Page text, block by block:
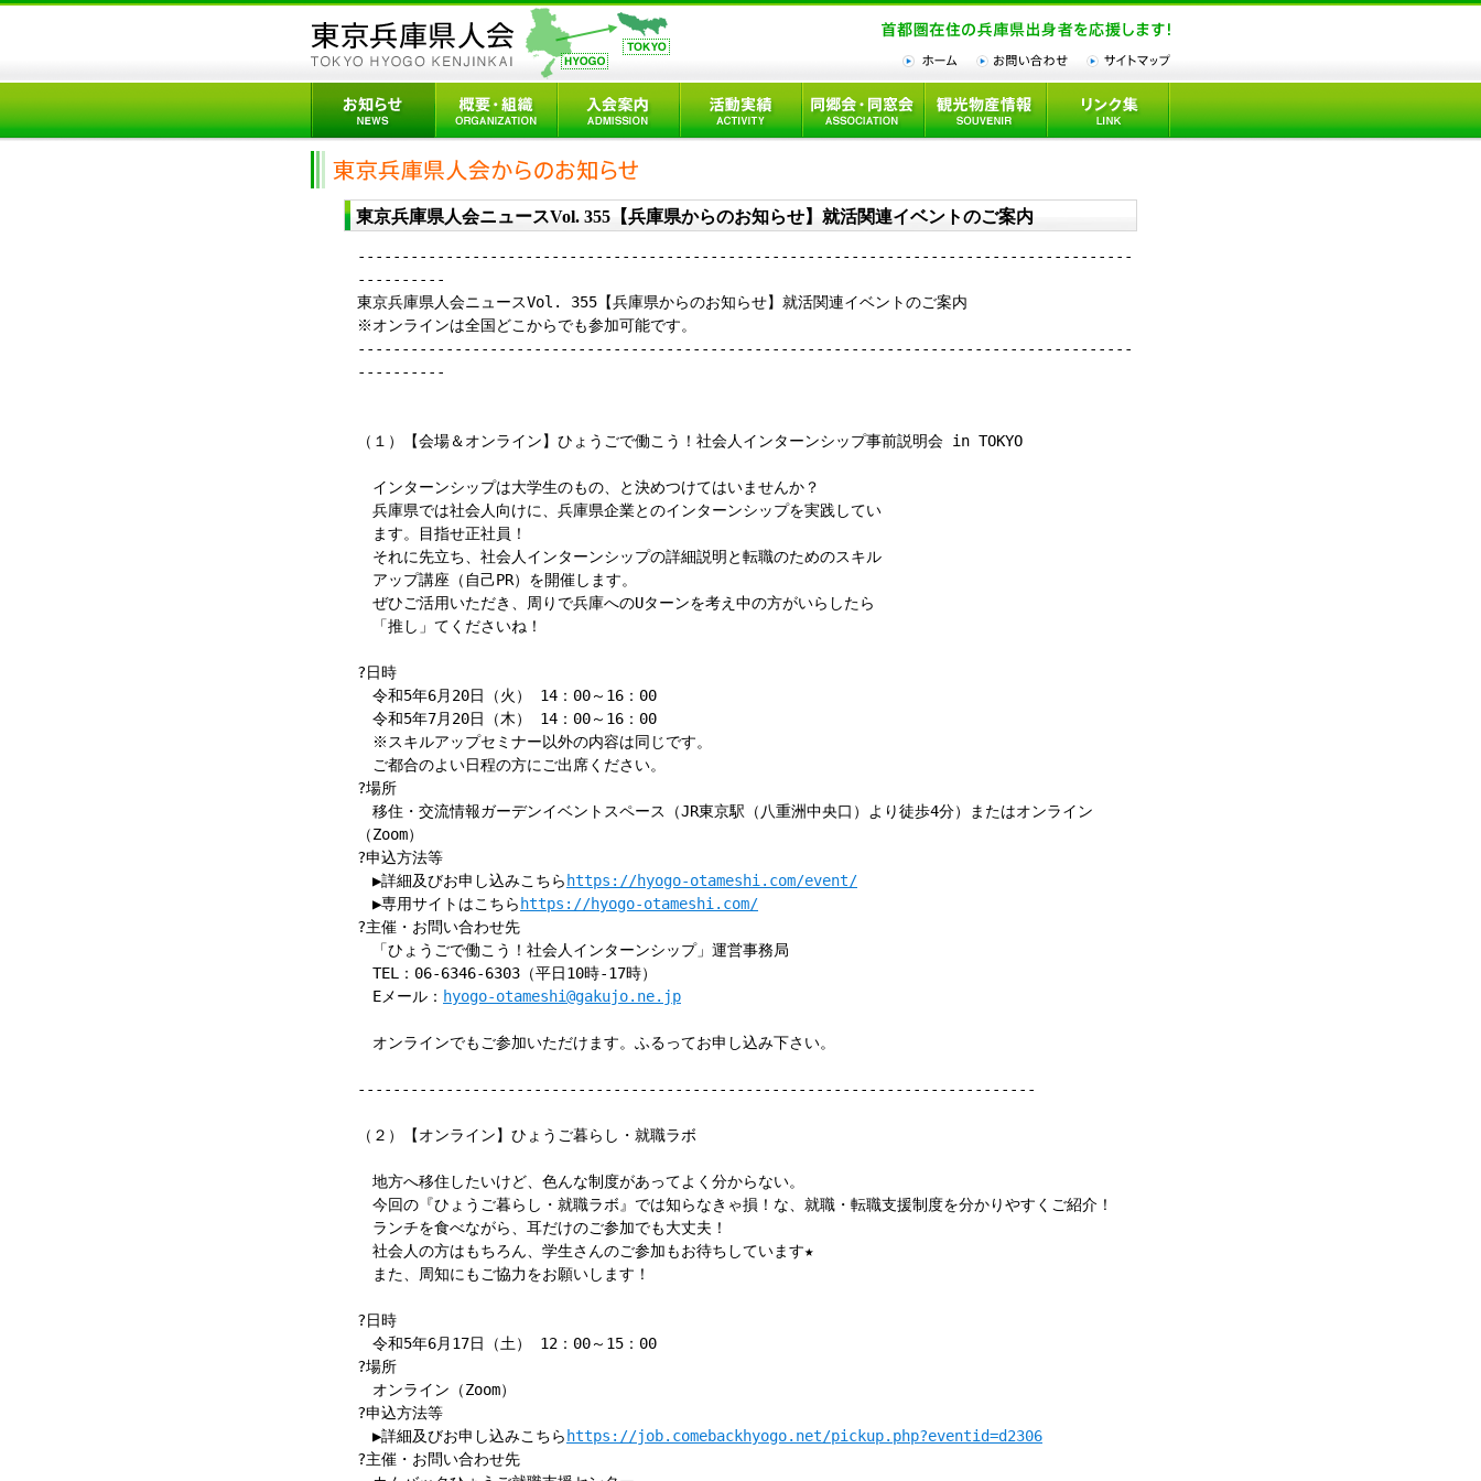
東京兵庫県人会ニュースVol. 355【兵庫県からのお知らせ】就活関連イベントのご案内
----------------------------------------------------------------------------------------
----------
東京兵庫県人会ニュースVol. 355【兵庫県からのお知らせ】就活関連イベントのご案内
※オンラインは全国どこからでも参加可能です。
----------------------------------------------------------------------------------------
----------
（１）【会場＆オンライン】ひょうごで働こう！社会人インターンシップ事前説明会 in TOKYO
インターンシップは大学生のもの、と決めつけてはいませんか？
兵庫県では社会人向けに、兵庫県企業とのインターンシップを実践してい
ます。目指せ正社員！
それに先立ち、社会人インターンシップの詳細説明と転職のためのスキル
アップ講座（自己PR）を開催します。
ぜひご活用いただき、周りで兵庫へのUターンを考え中の方がいらしたら
「推し」てくださいね！
?日時
令和5年6月20日（火） 14：00～16：00
令和5年7月20日（木） 14：00～16：00
※スキルアップセミナー以外の内容は同じです。
ご都合のよい日程の方にご出席ください。
?場所
移住・交流情報ガーデンイベントスペース（JR東京駅（八重洲中央口）より徒歩4分）またはオンライン
（Zoom）
?申込方法等
▶詳細及びお申し込みこちら https://hyogo-otameshi.com/event/
▶専用サイトはこちら https://hyogo-otameshi.com/
?主催・お問い合わせ先
「ひょうごで働こう！社会人インターンシップ」運営事務局
TEL：06-6346-6303（平日10時-17時）
Eメール： hyogo-otameshi@gakujo.ne.jp
オンラインでもご参加いただけます。ふるってお申し込み下さい。
-----------------------------------------------------------------------------
（２）【オンライン】ひょうご暮らし・就職ラボ
地方へ移住したいけど、色んな制度があってよく分からない。
今回の『ひょうご暮らし・就職ラボ』では知らなきゃ損！な、就職・転職支援制度を分かりやすくご紹介！
ランチを食べながら、耳だけのご参加でも大丈夫！
社会人の方はもちろん、学生さんのご参加もお待ちしています★
また、周知にもご協力をお願いします！
?日時
令和5年6月17日（土） 12：00～15：00
?場所
オンライン（Zoom）
?申込方法等
▶詳細及びお申し込みこちら https://job.comebackhyogo.net/pickup.php?eventid=d2306
?主催・お問い合わせ先